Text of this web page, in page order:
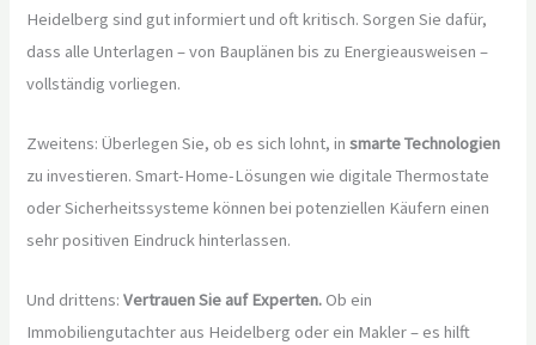
Heidelberg sind gut informiert und oft kritisch. Sorgen Sie dafür,
dass alle Unterlagen – von Bauplänen bis zu Energieausweisen –
vollständig vorliegen.
Zweitens: Überlegen Sie, ob es sich lohnt, insmarte Technologien
zu investieren. Smart-Home-Lösungen wie digitale Thermostate
oder Sicherheitssysteme können bei potenziellen Käufern einen
sehr positiven Eindruck hinterlassen.
Und drittens:Vertrauen Sie auf Experten. Ob ein
Immobiliengutachter aus Heidelberg oder ein Makler – es hilft